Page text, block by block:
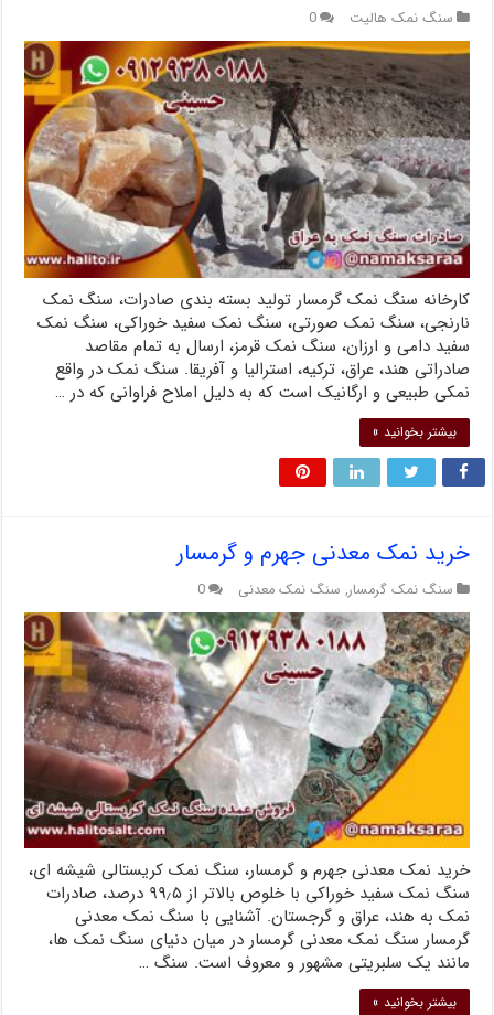
سنگ نمک هالیت 0
کارخانه سنگ نمک گرمسار تولید بسته بندی صادرات، سنگ نمک
نارنجی، سنگ نمک صورتی، سنگ نمک سفید خوراکی، سنگ نمک
سفید دامی و ارزان، سنگ نمک قرمز، ارسال به تمام مقاصد
صادراتی هند، عراق، ترکیه، استرالیا و آفریقا. سنگ نمک در واقع
نمکی طبیعی و ارگانیک است که به دلیل املاح فراوانی که در …
بیشتر بخوانید »
خرید نمک معدنی جهرم و گرمسار
سنگ نمک گرمسار, سنگ نمک معدنی 0
خرید نمک معدنی جهرم و گرمسار، سنگ نمک کریستالی شیشه ای،
سنگ نمک سفید خوراکی با خلوص بالاتر از ۹۹٫۵ درصد، صادرات
نمک به هند، عراق و گرجستان. آشنایی با سنگ نمک معدنی
گرمسار سنگ نمک معدنی گرمسار در میان دنیای سنگ نمک ها،
مانند یک سلبریتی مشهور و معروف است. سنگ …
بیشتر بخوانید »